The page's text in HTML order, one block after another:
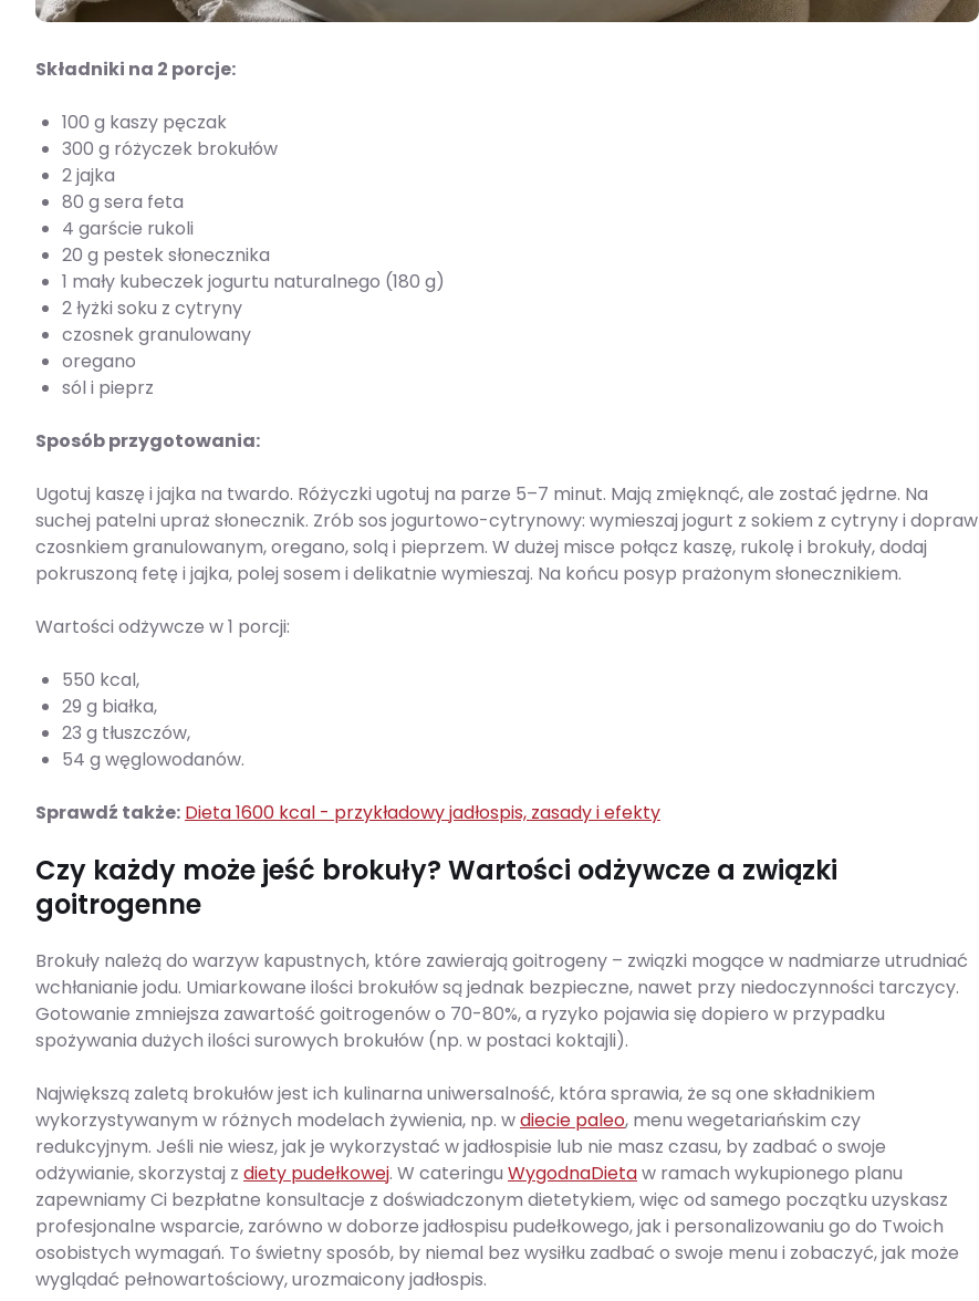
Składniki na 2 porcje:
100 g kaszy pęczak
300 g różyczek brokułów
2 jajka
80 g sera feta
4 garście rukoli
20 g pestek słonecznika
1 mały kubeczek jogurtu naturalnego (180 g)
2 łyżki soku z cytryny
czosnek granulowany
oregano
sól i pieprz
Sposób przygotowania:
Ugotuj kaszę i jajka na twardo. Różyczki ugotuj na parze 5–7 minut. Mają zmięknąć, ale zostać jędrne. Na
suchej patelni upraż słonecznik. Zrób sos jogurtowo-cytrynowy: wymieszaj jogurt z sokiem z cytryny i dopraw
czosnkiem granulowanym, oregano, solą i pieprzem. W dużej misce połącz kaszę, rukolę i brokuły, dodaj
pokruszoną fetę i jajka, polej sosem i delikatnie wymieszaj. Na końcu posyp prażonym słonecznikiem.
Wartości odżywcze w 1 porcji:
550 kcal,
29 g białka,
23 g tłuszczów,
54 g węglowodanów.
Sprawdź także: Dieta 1600 kcal - przykładowy jadłospis, zasady i efekty
Czy każdy może jeść brokuły? Wartości odżywcze a związki
goitrogenne
Brokuły należą do warzyw kapustnych, które zawierają goitrogeny – związki mogące w nadmiarze utrudniać
wchłanianie jodu. Umiarkowane ilości brokułów są jednak bezpieczne, nawet przy niedoczynności tarczycy.
Gotowanie zmniejsza zawartość goitrogenów o 70-80%, a ryzyko pojawia się dopiero w przypadku
spożywania dużych ilości surowych brokułów (np. w postaci koktajli).
Największą zaletą brokułów jest ich kulinarna uniwersalność, która sprawia, że są one składnikiem
wykorzystywanym w różnych modelach żywienia, np. wdiecie paleo, menu wegetariańskim czy
redukcyjnym. Jeśli nie wiesz, jak je wykorzystać w jadłospisie lub nie masz czasu, by zadbać o swoje
odżywianie, skorzystaj z diety pudełkowej. W cateringu WygodnaDietaw ramach wykupionego planu
zapewniamy Ci bezpłatne konsultacje z doświadczonym dietetykiem, więc od samego początku uzyskasz
profesjonalne wsparcie, zarówno w doborze jadłospisu pudełkowego, jak i personalizowaniu go do Twoich
osobistych wymagań. To świetny sposób, by niemal bez wysiłku zadbać o swoje menu i zobaczyć, jak może
wyglądać pełnowartościowy, urozmaicony jadłospis.